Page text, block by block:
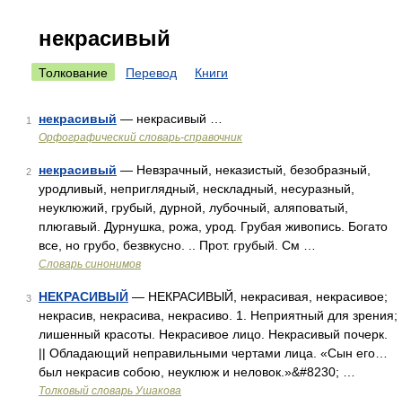
некрасивый
Толкование Перевод Книги
1 некрасивый — некрасивый …
Орфографический словарь-справочник
2 некрасивый — Невзрачный, неказистый, безобразный,
уродливый, неприглядный, нескладный, несуразный,
неуклюжий, грубый, дурной, лубочный, аляповатый,
плюгавый. Дурнушка, рожа, урод. Грубая живопись. Богато
все, но грубо, безвкусно. .. Прот. грубый. См …
Словарь синонимов
3 НЕКРАСИВЫЙ — НЕКРАСИВЫЙ, некрасивая, некрасивое;
некрасив, некрасива, некрасиво. 1. Неприятный для зрения;
лишенный красоты. Некрасивое лицо. Некрасивый почерк.
|| Обладающий неправильными чертами лица. «Сын его…
был некрасив собою, неуклюж и неловок.»&#8230; …
Толковый словарь Ушакова